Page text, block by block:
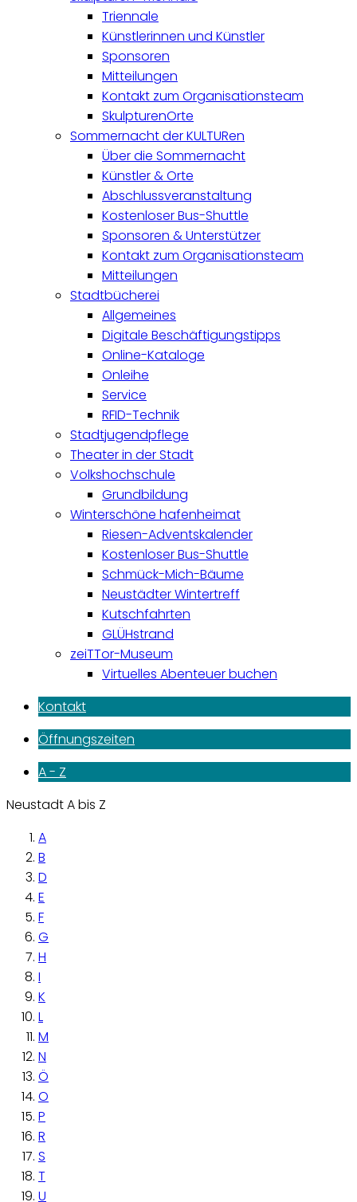
Triennale
Künstlerinnen und Künstler
Sponsoren
Mitteilungen
Kontakt zum Organisationsteam
SkulpturenOrte
Sommernacht der KULTURen
Über die Sommernacht
Künstler & Orte
Abschlussveranstaltung
Kostenloser Bus-Shuttle
Sponsoren & Unterstützer
Kontakt zum Organisationsteam
Mitteilungen
Stadtbücherei
Allgemeines
Digitale Beschäftigungstipps
Online-Kataloge
Onleihe
Service
RFID-Technik
Stadtjugendpflege
Theater in der Stadt
Volkshochschule
Grundbildung
Winterschöne hafenheimat
Riesen-Adventskalender
Kostenloser Bus-Shuttle
Schmück-Mich-Bäume
Neustädter Wintertreff
Kutschfahrten
GLÜHstrand
zeiTTor-Museum
Virtuelles Abenteuer buchen
Kontakt
Öffnungszeiten
A - Z
Neustadt A bis Z
A
B
D
E
F
G
H
I
K
L
M
N
Ö
O
P
R
S
T
U